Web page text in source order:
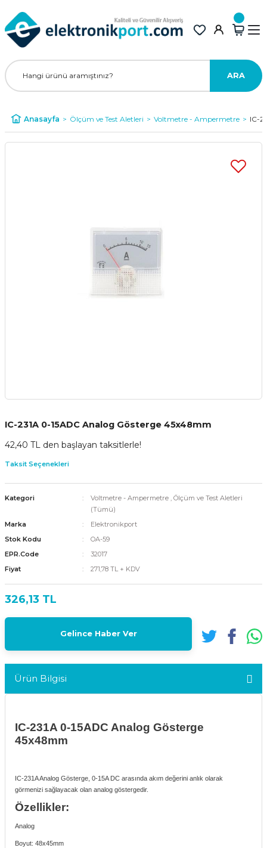
ARA
Anasayfa Ölçüm ve Test Aletleri Voltmetre - Ampermetre IC-
IC-231A 0-15ADC Analog Gösterge 45x48mm
42,40 TL den başlayan taksitlerle!
Taksit Seçenekleri
Kategori Voltmetre - Ampermetre , Ölçüm ve Test Aletleri
(Tümü)
Marka
Elektronikport
Stok Kodu
OA-59
EPR.Code
32017
Fiyat
271,78 TL + KDV
326,13 TL
Gelince Haber Ver
Ürün Bilgisi
IC-231A 0-15ADC Analog Gösterge
45x48mm
IC-231A Analog Gösterge, 0-15A DC arasında akım değerini anlık olarak
görmenizi sağlayacak olan analog göstergedir.
Özellikler:
Analog
Boyut: 48x45mm